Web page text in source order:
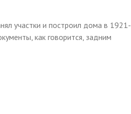
участки и построил дома в 1921-
как говорится, задним